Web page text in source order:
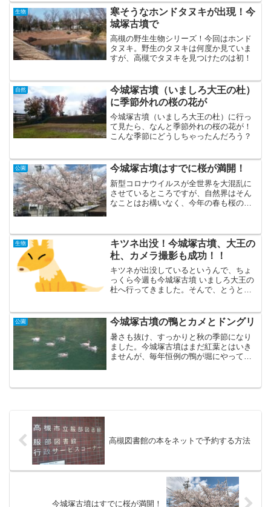
生物
寒そうなホンドタヌキが出現！今
城塚古墳で
高槻の野生生物シリーズ！今回はホンド
タヌキ。野生のタヌキは何度か見ていま
すが、高槻でタヌキを見つけたのは初！
自然
今城塚古墳（いましろ大王の杜）
に季節外れの桜の花が
今城塚古墳（いましろ大王の杜）に行っ
て見たら、なんと季節外れの桜の花が！
こんな季節にどうしちゃったんだろう？
公園 今城塚古墳はすでに桜が満開！
新型コロナウイルスが全世界を大混乱に
させているところですが、自然界はそん
なことはお構いなく、今年の春も桜の季
生物
キツネ出没！今城塚古墳、大王の
杜、カメラ撮影も成功！！
キツネが出没しているというんで、ちょ
っくら今週も今城塚古墳 いましろ大王の
杜へ行ってきました。そんで、とうとう
公園 今城塚古墳の鴨とカメとドングリ
暑さも抜け、すっかりと秋の季節になり
ました。今城塚古墳はまだ紅葉とはいき
ませんが、毎年恒例の鴨が堀にやって来
高槻図書館の本をネットで予約する方法
今城塚古墳はすでに桜が満開！